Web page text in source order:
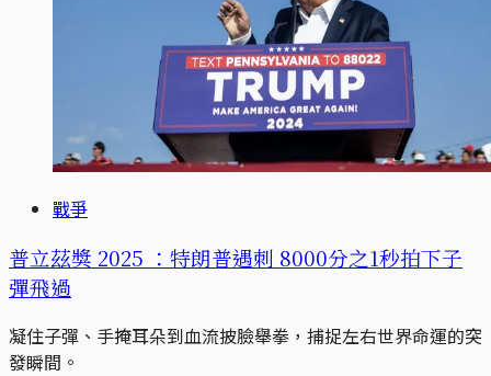
戰爭
普立茲獎 2025 ：特朗普遇刺 8000分之1秒拍下子
彈飛過
凝住子彈、手掩耳朵到血流披臉舉拳，捕捉左右世界命運的突
發瞬間。